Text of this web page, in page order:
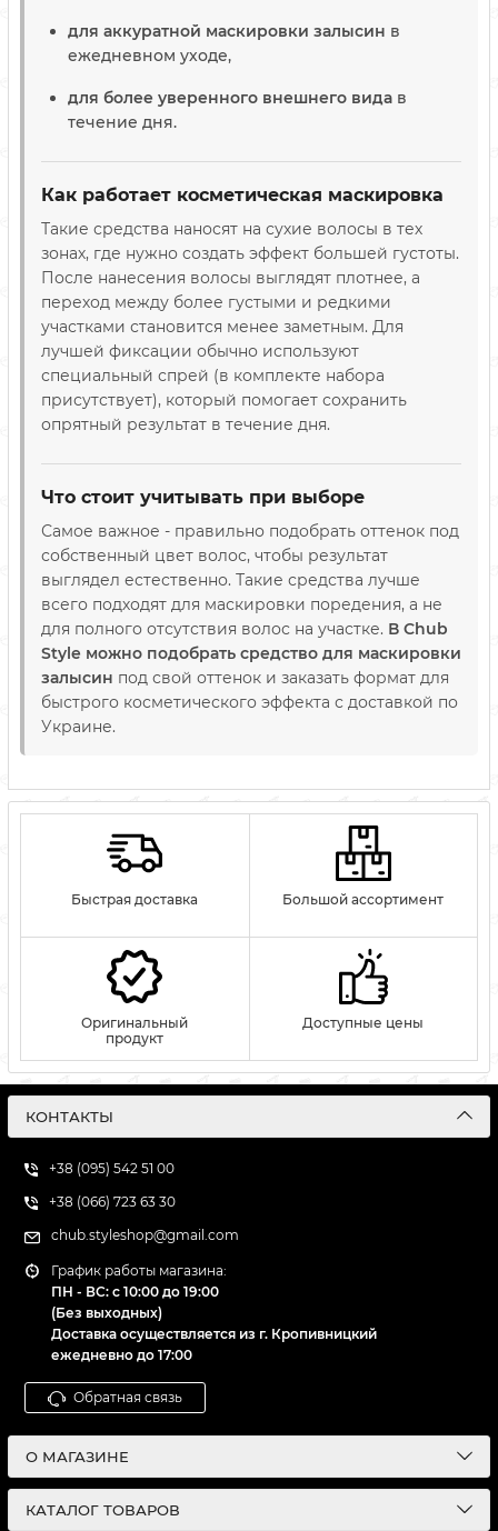
для аккуратной маскировки залысин в
ежедневном уходе,
для более уверенного внешнего вида в
течение дня.
Как работает косметическая маскировка
Такие средства наносят на сухие волосы в тех
зонах, где нужно создать эффект большей густоты.
После нанесения волосы выглядят плотнее, а
переход между более густыми и редкими
участками становится менее заметным. Для
лучшей фиксации обычно используют
специальный спрей (в комплекте набора
присутствует), который помогает сохранить
опрятный результат в течение дня.
Что стоит учитывать при выборе
Самое важное - правильно подобрать оттенок под
собственный цвет волос, чтобы результат
выглядел естественно. Такие средства лучше
всего подходят для маскировки поредения, а не
для полного отсутствия волос на участке. В Chub
Style можно подобрать средство для маскировки
залысин под свой оттенок и заказать формат для
быстрого косметического эффекта с доставкой по
Украине.
Быстрая доставка Большой ассортимент
Оригинальный
продукт
Доступные цены
КОНТАКТЫ
+38 (095) 542 51 00
+38 (066) 723 63 30
chub.styleshop@gmail.com
График работы магазина:
ПН - ВС: с 10:00 до 19:00
(Без выходных)
Доставка осуществляется из г. Кропивницкий
ежедневно до 17:00
Обратная связь
О МАГАЗИНЕ
КАТАЛОГ ТОВАРОВ